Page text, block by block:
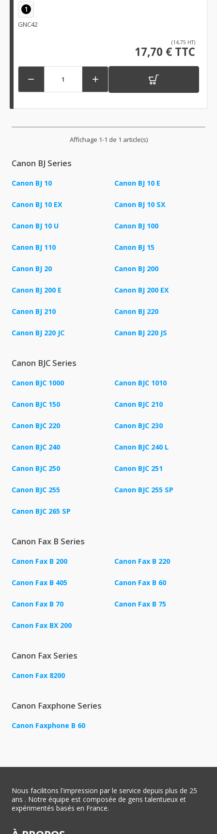
1
GNC42
(14,75 HT)
17,70 € TTC
 
Affichage 1-1 de 1 article(s)
Canon BJ Series
Canon BJ 10 Canon BJ 10 E
Canon BJ 10 EX Canon BJ 10 SX
Canon BJ 10 U Canon BJ 100
Canon BJ 110 Canon BJ 15
Canon BJ 20 Canon BJ 200
Canon BJ 200 E Canon BJ 200 EX
Canon BJ 210 Canon BJ 220
Canon BJ 220 JC Canon BJ 220 JS
Canon BJC Series
Canon BJC 1000 Canon BJC 1010
Canon BJC 150 Canon BJC 210
Canon BJC 220 Canon BJC 230
Canon BJC 240 Canon BJC 240 L
Canon BJC 250 Canon BJC 251
Canon BJC 255 Canon BJC 255 SP
Canon BJC 265 SP
Canon Fax B Series
Canon Fax B 200 Canon Fax B 220
Canon Fax B 405 Canon Fax B 60
Canon Fax B 70 Canon Fax B 75
Canon Fax BX 200
Canon Fax Series
Canon Fax 8200
Canon Faxphone Series
Canon Faxphone B 60
Nous facilitons l'impression par le service depuis plus de 25
ans . Notre équipe est composée de gens talentueux et
expérimentés basés en France.